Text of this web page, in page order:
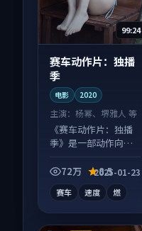
99:24
赛车动作片：独播
季
电影 2020
主演： 杨幂、堺雅人 等
《赛车动作片：独播
季》是一部动作向电
息量大，适合沉浸式
72万 8.5
2025-01-23
赛车 速度 燃